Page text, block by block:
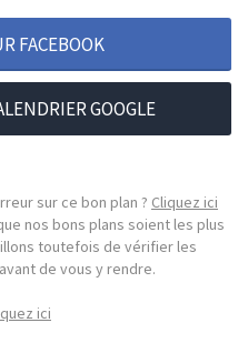
FACEBOOK
GOOGLE
sur ce bon plan ? Cliquez ici
nos bons plans soient les plus
toutefois de vérifier les
de vous y rendre.
ici